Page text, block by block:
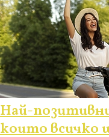
Най-
които всичко